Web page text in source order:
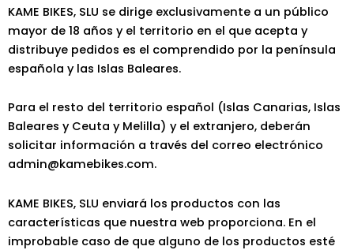
KAME BIKES, SLU se dirige exclusivamente a un público
mayor de 18 años y el territorio en el que acepta y
distribuye pedidos es el comprendido por la península
española y las Islas Baleares.
Para el resto del territorio español (Islas Canarias, Islas
Baleares y Ceuta y Melilla) y el extranjero, deberán
solicitar información a través del correo electrónico
admin@kamebikes.com.
KAME BIKES, SLU enviará los productos con las
características que nuestra web proporciona. En el
improbable caso de que alguno de los productos esté